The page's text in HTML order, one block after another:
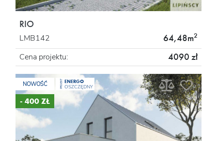
RIO
LMB142 64,48m2
Cena projektu: 4090 zł
NOWOŚĆ PROJEKT ENERGO
OSZCZĘDNY
- 400 ZŁ